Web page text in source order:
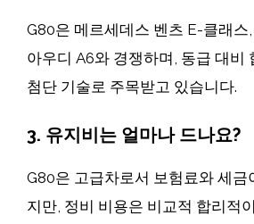
G80은 메르세데스 벤츠 E-클래
아우디 A6와 경쟁하며, 동급 대비
첨단 기술로 주목받고 있습니다.
3. 유지비는 얼마나 드나요?
G80은 고급차로서 보험료와 세금
지만, 정비 비용은 비교적 합리적